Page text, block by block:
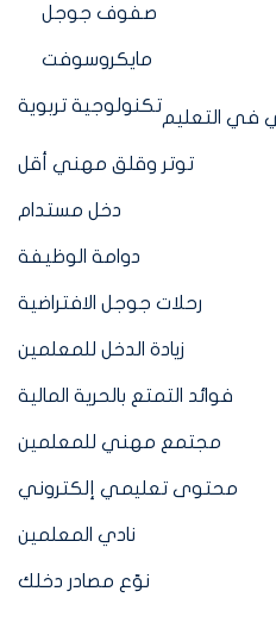
صفوف جوجل
مايكروسوفت
تكنولوجية تربوية
في التعليم
توتر وقلق مهني أقل
دخل مستدام
دوامة الوظيفة
رحلات جوجل الافتراضية
زيادة الدخل للمعلمين
فوائد التمتع بالحرية المالية
مجتمع مهني للمعلمين
محتوى تعليمي إلكتروني
نادي المعلمين
نوّع مصادر دخلك